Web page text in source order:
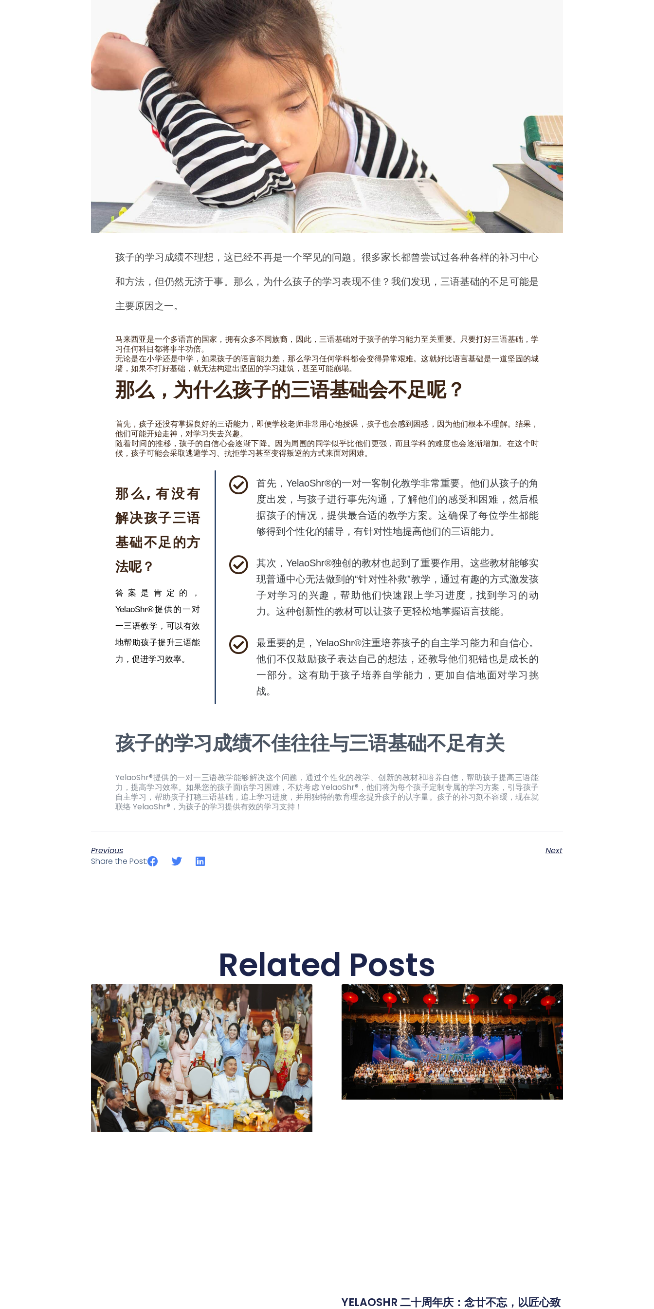
孩子的学习成绩不理想，这已经不再是一个罕见的问题。很多家长都曾尝试过各种各样的补习中心
和方法，但仍然无济于事。那么，为什么孩子的学习表现不佳？我们发现，三语基础的不足可能是
主要原因之一。
马来西亚是一个多语言的国家，拥有众多不同族裔，因此，三语基础对于孩子的学习能力至关重要。只要打好三语基础，学
习任何科目都将事半功倍。
无论是在小学还是中学，如果孩子的语言能力差，那么学习任何学科都会变得异常艰难。这就好比语言基础是一道坚固的城
墙，如果不打好基础，就无法构建出坚固的学习建筑，甚至可能崩塌。
那么，为什么孩子的三语基础会不足呢？
首先，孩子还没有掌握良好的三语能力，即便学校老师非常用心地授课，孩子也会感到困惑，因为他们根本不理解。结果，
他们可能开始走神，对学习失去兴趣。
随着时间的推移，孩子的自信心会逐渐下降。因为周围的同学似乎比他们更强，而且学科的难度也会逐渐增加。在这个时
候，孩子可能会采取逃避学习、抗拒学习甚至变得叛逆的方式来面对困难。
那么, 有没有
解决孩子三语
基础不足的方
法呢？
答案是肯定的，
YelaoShr®提供的一对
一三语教学，可以有效
地帮助孩子提升三语能
力，促进学习效率。
首先，YelaoShr®的一对一客制化教学非常重要。他们从孩子的角
度出发，与孩子进行事先沟通，了解他们的感受和困难，然后根
据孩子的情况，提供最合适的教学方案。这确保了每位学生都能
够得到个性化的辅导，有针对性地提高他们的三语能力。
其次，YelaoShr®独创的教材也起到了重要作用。这些教材能够实
现普通中心无法做到的“针对性补救”教学，通过有趣的方式激发孩
子对学习的兴趣，帮助他们快速跟上学习进度，找到学习的动
力。这种创新性的教材可以让孩子更轻松地掌握语言技能。
最重要的是，YelaoShr®注重培养孩子的自主学习能力和自信心。
他们不仅鼓励孩子表达自己的想法，还教导他们犯错也是成长的
一部分。这有助于孩子培养自学能力，更加自信地面对学习挑
战。
孩子的学习成绩不佳往往与三语基础不足有关
YelaoShr®提供的一对一三语教学能够解决这个问题，通过个性化的教学、创新的教材和培养自信，帮助孩子提高三语能
力，提高学习效率。如果您的孩子面临学习困难，不妨考虑 YelaoShr®，他们将为每个孩子定制专属的学习方案，引导孩子
自主学习，帮助孩子打稳三语基础，追上学习进度，并用独特的教育理念提升孩子的认字量。孩子的补习刻不容缓，现在就
联络 YelaoShr®，为孩子的学习提供有效的学习支持！
Previous
Next
Share the Post:
Related Posts
YELAOSHR 二十周年庆：念廿不忘，以匠心致